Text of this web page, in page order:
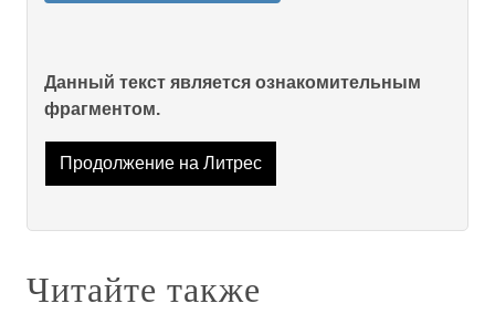
Данный текст является ознакомительным
фрагментом.
Продолжение на Литрес
Читайте также